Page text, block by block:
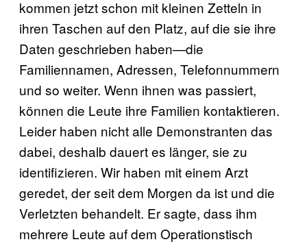
kommen jetzt schon mit kleinen Zetteln in
ihren Taschen auf den Platz, auf die sie ihre
Daten geschrieben haben—die
Familiennamen, Adressen, Telefonnummern
und so weiter. Wenn ihnen was passiert,
können die Leute ihre Familien kontaktieren.
Leider haben nicht alle Demonstranten das
dabei, deshalb dauert es länger, sie zu
identifizieren. Wir haben mit einem Arzt
geredet, der seit dem Morgen da ist und die
Verletzten behandelt. Er sagte, dass ihm
mehrere Leute auf dem Operationstisch